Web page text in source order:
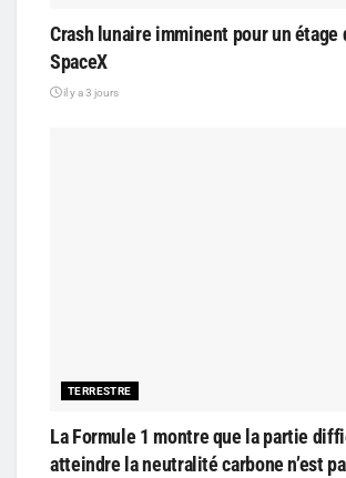
Crash lunaire imminent pour un étage
SpaceX
il y a 3 jours
TERRESTRE
La Formule 1 montre que la partie
atteindre la neutralité carbone n’est